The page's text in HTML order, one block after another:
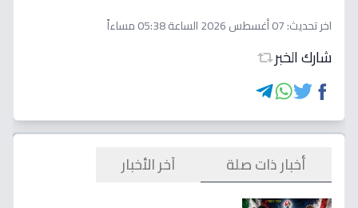
اخر تحديث:07 أغسطس 2026 الساعة 05:38 مساءاً
شارك الخبر
أخبار ذات صلة آخر الأخبار